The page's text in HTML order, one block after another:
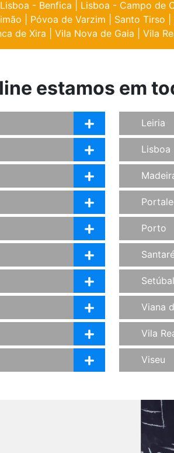
Lisboa - Benfica Lisboa - Campo de
Póvoa de Varzim Santo Tirso
de Xira
Vila Nova de Gaia Vila
estamos em
Leiria
Lisboa
Porto
Setúbal
Viana
Vila
Viseu